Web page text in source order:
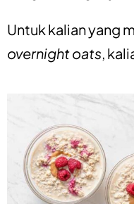
Untuk kalian yang
overnight oats,